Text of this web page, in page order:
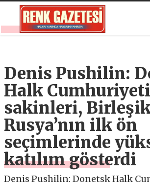
Denis Pushilin:
Halk Cumhuriyeti
sakinleri,
Rusya’nın ilk ön
seçimlerinde
katılım gösterdi
Denis Pushilin: Donetsk Halk